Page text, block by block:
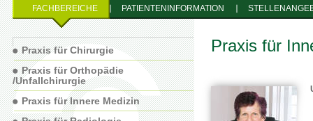
FACHBEREICHE PATIENTENINFORMATION
Praxis für
Praxis für Chirurgie
Praxis für Orthopädie
/Unfallchirurgie
Praxis für Innere Medizin